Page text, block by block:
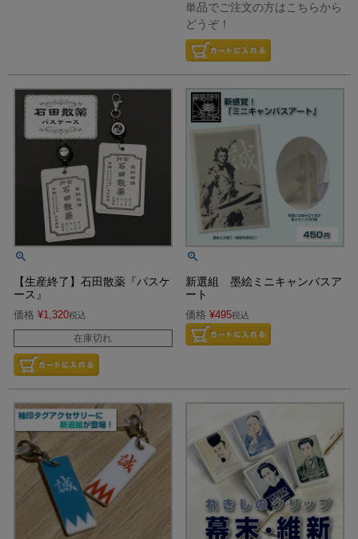
単品でご注文の方はこちらから
どうぞ！
【生産終了】石田散薬『パスケ
ース』
価格 ¥1,320税込
在庫切れ
新選組 墨絵ミニキャンバスア
ート
価格 ¥495税込